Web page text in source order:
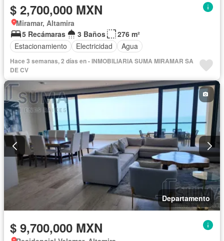
$ 2,700,000 MXN
Miramar, Altamira
5 Recámaras
3 Baños
276 m²
Estacionamiento
Electricidad Agua
Hace 3 semanas, 2 días en - INMOBILIARIA SUMA MIRAMAR SA
DE CV
Departamento
$ 9,700,000 MXN